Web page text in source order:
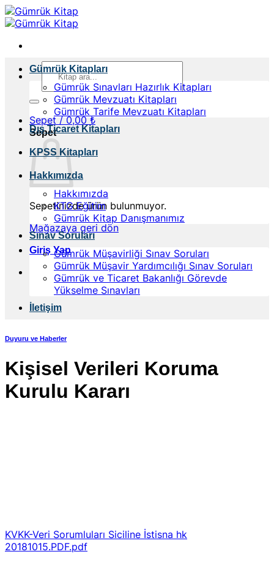
İçeriğe
atla
Ara:
Sepet /0,00₺
Sepet
Sepetinizde ürün bulunmuyor.
Mağazaya geri dön
Giriş Yap
Gümrük Kitapları
Gümrük Sınavları Hazırlık Kitapları
Gümrük Mevzuatı Kitapları
Gümrük Tarife Mevzuatı Kitapları
Dış Ticaret Kitapları
KPSS Kitapları
Hakkımızda
Hakkımızda
KTG Eğitim
Gümrük Kitap Danışmanımız
Sınav Soruları
Gümrük Müşavirliği Sınav Soruları
Gümrük Müşavir Yardımcılığı Sınav Soruları
Gümrük ve Ticaret Bakanlığı Görevde
Yükselme Sınavları
İletişim
Duyuru ve Haberler
Kişisel Verileri Koruma
Kurulu Kararı
KVKK-Veri Sorumluları Siciline İstisna hk
20181015.PDF.pdf